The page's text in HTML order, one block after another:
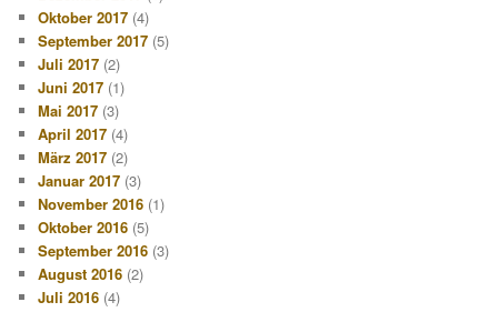
Oktober 2017 (4)
September 2017 (5)
Juli 2017 (2)
Juni 2017 (1)
Mai 2017 (3)
April 2017 (4)
März 2017 (2)
Januar 2017 (3)
November 2016 (1)
Oktober 2016 (5)
September 2016 (3)
August 2016 (2)
Juli 2016 (4)